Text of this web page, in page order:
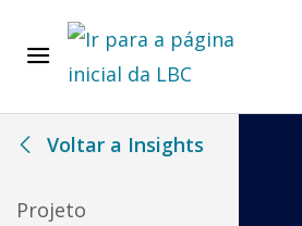
Voltar a Insights
Projeto